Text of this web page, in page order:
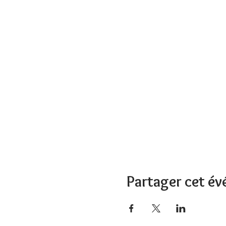
Partager cet